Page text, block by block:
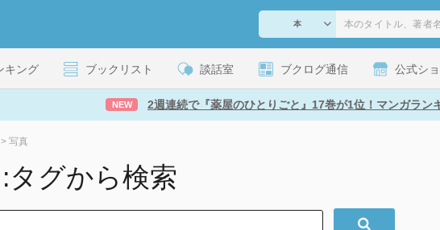
キング ブックリスト 談話室 ブクログ通信 公式シ
NEW 2週連続で『薬屋のひとりごと』17巻が1位！マンガラン
> 写真
タグから検索